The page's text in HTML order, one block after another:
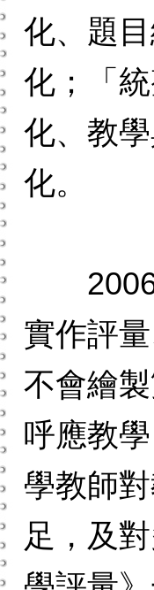
化、題
化；「
化、教
化。
2006
實作評
不會繪
呼應教
學教師
足，及